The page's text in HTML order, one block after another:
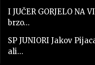
I JUČER GORJELO NA
brzo…
SP JUNIORI Jakov
ali…